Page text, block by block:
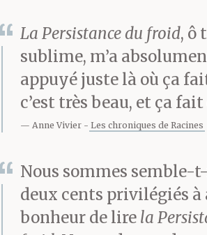
parallélépipèdes
cristaux noirs.
Là-bas, derrière les
arbres urbains si
dessinés, les
pelouses
La Persistance du froid, ô
sublime, m’a
appuyé juste là où ça
c’est très beau, et ça
Anne Vivier Les chroniques de Racines
Nous sommes semble-
deux cents privilégiés à
bonheur de lire la